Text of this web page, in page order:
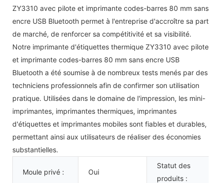
ZY3310 avec pilote et imprimante codes-barres 80 mm sans
encre USB Bluetooth permet à l'entreprise d'accroître sa part
de marché, de renforcer sa compétitivité et sa visibilité.
Notre imprimante d'étiquettes thermique ZY3310 avec pilote
et imprimante codes-barres 80 mm sans encre USB
Bluetooth a été soumise à de nombreux tests menés par des
techniciens professionnels afin de confirmer son utilisation
pratique. Utilisées dans le domaine de l'impression, les mini-
imprimantes, imprimantes thermiques, imprimantes
d'étiquettes et imprimantes mobiles sont fiables et durables,
permettant ainsi aux utilisateurs de réaliser des économies
substantielles.
Moule privé : Oui
Statut des
produits :